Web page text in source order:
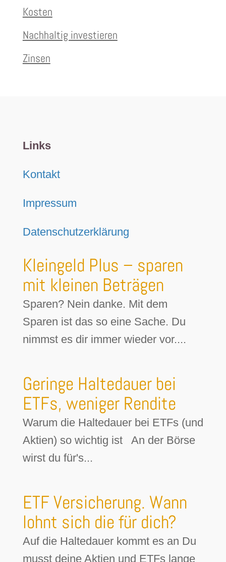
Kosten
Nachhaltig investieren
Zinsen
Links
Kontakt
Impressum
Datenschutzerklärung
Kleingeld Plus – sparen
mit kleinen Beträgen
Sparen? Nein danke. Mit dem
Sparen ist das so eine Sache. Du
nimmst es dir immer wieder vor....
Geringe Haltedauer bei
ETFs, weniger Rendite
Warum die Haltedauer bei ETFs (und
Aktien) so wichtig ist An der Börse
wirst du für's...
ETF Versicherung. Wann
lohnt sich die für dich?
Auf die Haltedauer kommt es an Du
musst deine Aktien und ETFs lange